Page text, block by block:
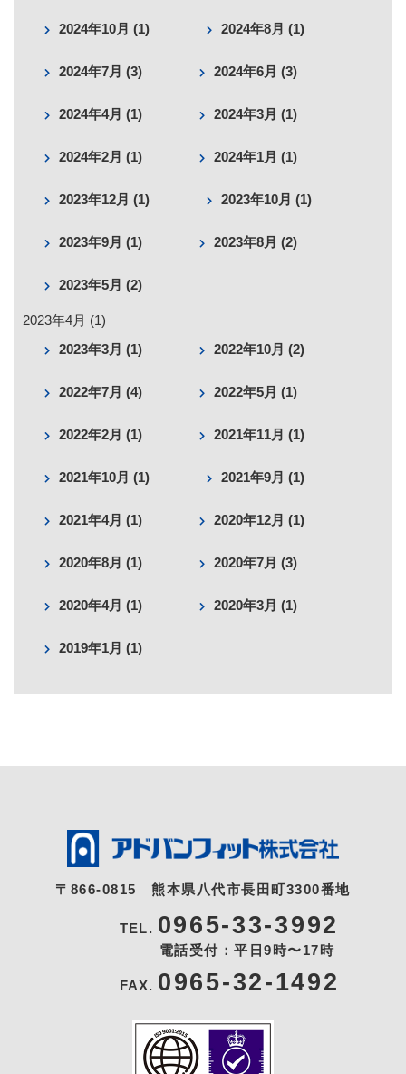
2024年10月 (1) 2024年8月 (1)
2024年7月 (3) 2024年6月 (3)
2024年4月 (1) 2024年3月 (1)
2024年2月 (1) 2024年1月 (1)
2023年12月 (1) 2023年10月 (1)
2023年9月 (1) 2023年8月 (2)
2023年5月 (2)
2023年4月 (1)
2023年3月 (1)
2022年10月 (2)
2022年7月 (4) 2022年5月 (1)
2022年2月 (1) 2021年11月 (1)
2021年10月 (1) 2021年9月 (1)
2021年4月 (1) 2020年12月 (1)
2020年8月 (1) 2020年7月 (3)
2020年4月 (1) 2020年3月 (1)
2019年1月 (1)
〒866-0815 熊本県八代市長田町3300番地
TEL. 0965-33-3992
電話受付：平日9時〜17時
FAX.0965-32-1492